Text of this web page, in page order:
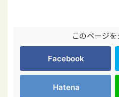
このページを
Facebook
Hatena